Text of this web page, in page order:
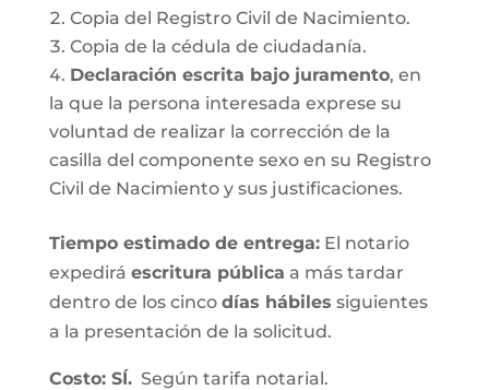
Copia del Registro Civil de Nacimiento.
Copia de la cédula de ciudadanía.
Declaración escrita bajo juramento, en
la que la persona interesada exprese su
voluntad de realizar la corrección de la
casilla del componente sexo en su Registro
Civil de Nacimiento y sus justificaciones.
Tiempo estimado de entrega:El notario
expedirá escritura pública a más tardar
dentro de los cinco días hábiles siguientes
a la presentación de la solicitud.
Costo: SÍ.Según tarifa notarial.